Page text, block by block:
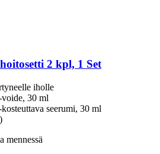
2 kpl, 1 Set
iholle
30 ml
seerumi, 30 ml
mennessä